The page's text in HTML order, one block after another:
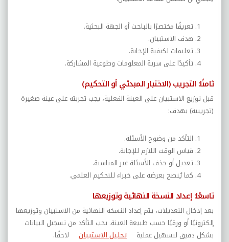
تعريفًا مختصرًا بالباحث أو الجهة البحثية.
هدف الاستبيان.
تعليمات لكيفية الإجابة.
تأكيدًا على سرية المعلومات وطوعية المشاركة.
ثامنًا: التجريب (الاختبار المبدئي أو التحكيم)
قبل توزيع الاستبيان على العينة الفعلية، يجب تجربته على عينة صغيرة
(تجريبية) بهدف:
التأكد من وضوح الأسئلة.
قياس الوقت اللازم للإجابة.
تعديل أو حذف الأسئلة غير المناسبة.
كما يُنصح بعرضه على خبراء للتحكيم العلمي.
تاسعًا: إعداد النسخة النهائية وتوزيعها
بعد إدخال التعديلات، يتم إعداد النسخة النهائية من الاستبيان وتوزيعها
إلكترونيًا أو ورقيًا حسب طبيعة العينة. يجب التأكد من تسجيل البيانات
بشكل دقيق لتسهيل عملية
تحليل الاستبيان لاحقًا.